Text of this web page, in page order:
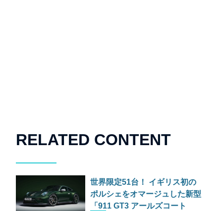
RELATED CONTENT
世界限定51台！ イギリス初の
ポルシェをオマージュした新型
「911 GT3 アールズコート